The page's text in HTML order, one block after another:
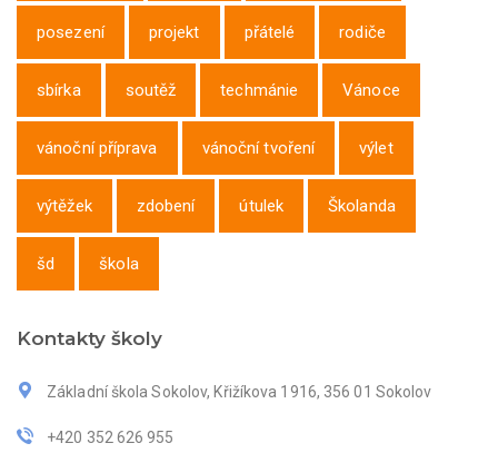
posezení projekt přátelé rodiče
sbírka soutěž techmánie Vánoce
vánoční příprava vánoční tvoření výlet
výtěžek zdobení útulek Školanda
šd škola
Kontakty školy
Základní škola Sokolov, Křižíkova 1916, 356 01 Sokolov
+420 352 626 955